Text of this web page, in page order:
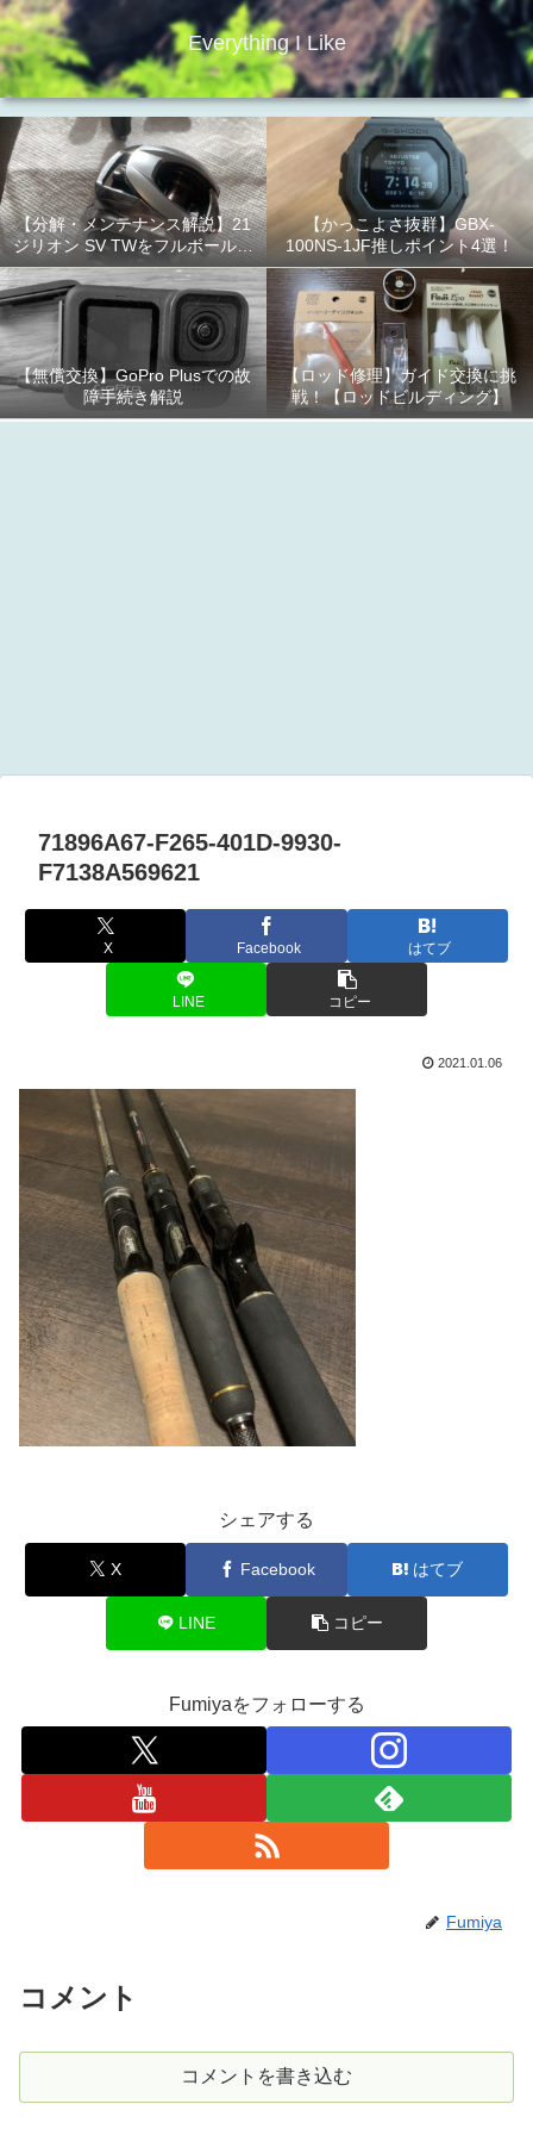
Everything I Like
【分解・メンテナンス解説】21
ジリオン SV TWをフルボールベ
アリング化！
【かっこよさ抜群】GBX-
100NS-1JF推しポイント4選！
【無償交換】GoPro Plusでの故
障手続き解説
【ロッド修理】ガイド交換に挑
戦！【ロッドビルディング】
71896A67-F265-401D-9930-
F7138A569621
X Facebook はてブ
LINE コピー
2021.01.06
シェアする
X Facebook はてブ
LINE コピー
Fumiyaをフォローする
Fumiya
コメント
コメントを書き込む